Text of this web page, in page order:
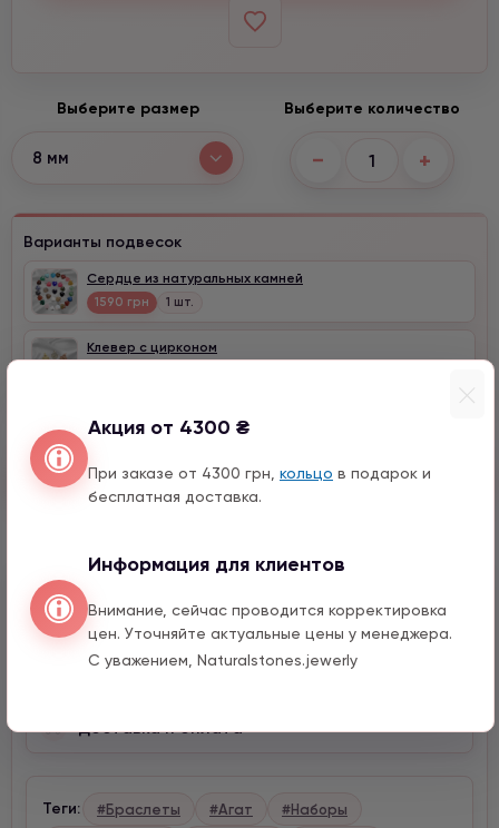
Акция от 4300 ₴
При заказе от 4300 грн, кольцо в подарок и
бесплатная доставка.
Информация для клиентов
Внимание, сейчас проводится корректировка
цен. Уточняйте актуальные цены у менеджера.
С уважением, Naturalstones.jewerly
Выберите размер
8 мм
Выберите количество
− +
Варианты подвесок
Сердце из натуральных камней
1590 грн 1 шт.
Клевер с цирконом
Быстрый заказ
Описание
Характеристики
Доставка и оплата
Теги: #Браслеты #Агат
#Наборы